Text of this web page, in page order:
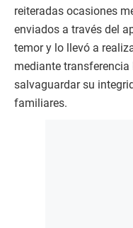
reiteradas ocasiones
enviados a través del
temor y lo llevó a
mediante
salvaguardar su
familiares.